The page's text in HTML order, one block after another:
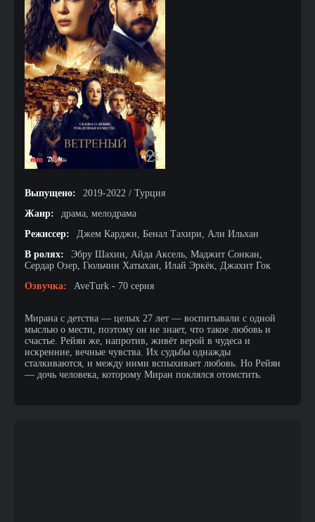
Выпущено:
2019-2022 / Турция
Жанр:
драма, мелодрама
Режиссер:
Джем Карджи, Бенал Тахири, Али Ильхан
В ролях:
Эбру Шахин, Айда Аксель, Маджит Сонкан,
Сердар Озер, Гюльчин Хатыхан, Илай Эркёк, Джахит Гок
Озвучка:
AveTurk - 70 серия
Мирана с детства — целых 27 лет — воспитывали с одной
мыслью о мести, поэтому он не знает, что такое любовь и
счастье. Рейян же, напротив, живёт верой в чудеса и
искренние, вечные чувства. Их судьбы однажды
сталкиваются, и между ними вспыхивает любовь. Но Рейян
— дочь человека, которому Миран поклялся отомстить.